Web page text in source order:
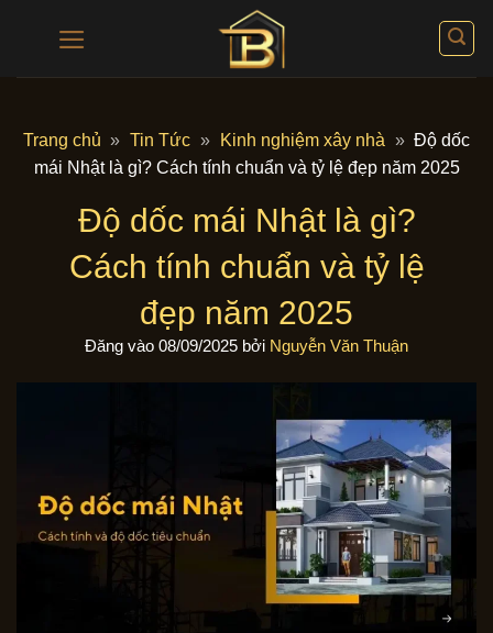
Trang chủ » Tin Tức » Kinh nghiệm xây nhà » Độ dốc
mái Nhật là gì? Cách tính chuẩn và tỷ lệ đẹp năm 2025
Độ dốc mái Nhật là gì?
Cách tính chuẩn và tỷ lệ
đẹp năm 2025
Đăng vào 08/09/2025 bởi Nguyễn Văn Thuận